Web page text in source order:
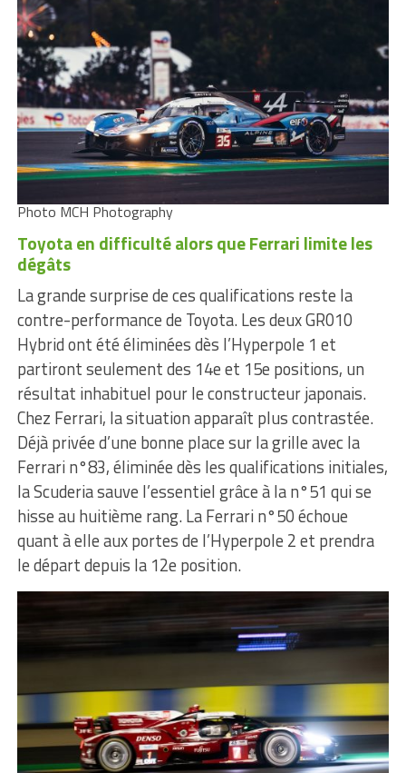
Photo MCH Photography
Toyota en difficulté alors que Ferrari limite les
dégâts
La grande surprise de ces qualifications reste la
contre-performance de Toyota. Les deux GR010
Hybrid ont été éliminées dès l’Hyperpole 1 et
partiront seulement des 14e et 15e positions, un
résultat inhabituel pour le constructeur japonais.
Chez Ferrari, la situation apparaît plus contrastée.
Déjà privée d’une bonne place sur la grille avec la
Ferrari n°83, éliminée dès les qualifications initiales,
la Scuderia sauve l’essentiel grâce à la n°51 qui se
hisse au huitième rang. La Ferrari n°50 échoue
quant à elle aux portes de l’Hyperpole 2 et prendra
le départ depuis la 12e position.